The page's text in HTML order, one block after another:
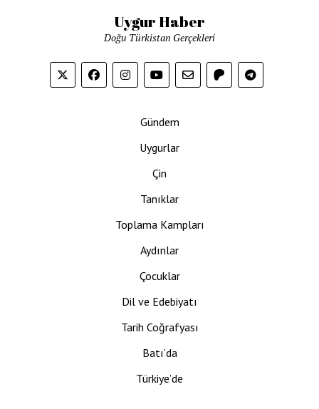
Uygur Haber
Doğu Türkistan Gerçekleri
Gündem
Uygurlar
Çin
Tanıklar
Toplama Kampları
Aydınlar
Çocuklar
Dil ve Edebiyatı
Tarih Coğrafyası
Batı’da
Türkiye’de